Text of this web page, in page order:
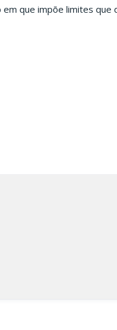
que impõe limites que